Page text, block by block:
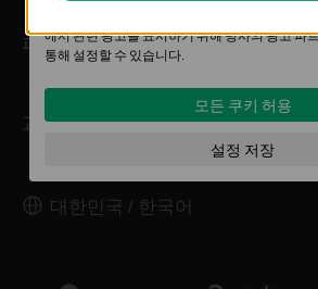
VPN 유형
파트너
교육센터
대한민국 / 한국어
에서 관련 광고를 표시하기 위해 당사의 광고 파
통해 설정할 수 있습니다.
모든 쿠키 허용
설정 저장